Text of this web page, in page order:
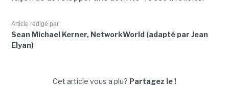
Article rédigé par
Sean Michael Kerner, NetworkWorld (adapté par Jean
Elyan)
Cet article vous a plu? Partagez le !